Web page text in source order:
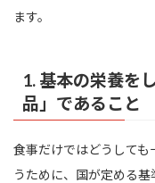
ます。
1. 基本の栄養を
品」であること
食事だけではどうして
うために、国が定める